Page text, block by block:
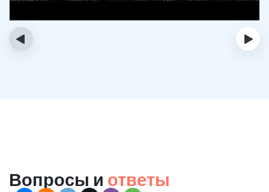
‹ ›
Вопросы и ответы